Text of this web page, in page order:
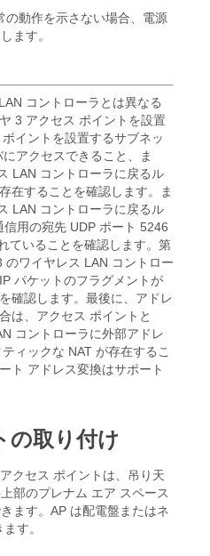
動作を示さない場合、電源
ます。
コントローラとは異なる
3 アクセス ポイントを設置
イントを設置するサブネッ
にアクセスできること、ま
LAN コントローラに戻るル
在することを確認します。ま
LAN コントローラに戻るル
信用の宛先 UDP ポート 5246
ていることを確認します。第
のワイヤレス LAN コントロー
パケットのフラグメントが
確認します。最後に、アドレ
は、アクセス ポイントと
コントローラに外部アドレ
ィックな NAT が存在するこ
ト アドレス変換はサポート
の取り付け
クセス ポイントは、吊り天
部のプレナム エア スペース
ます。AP は配電盤またはネ
す。